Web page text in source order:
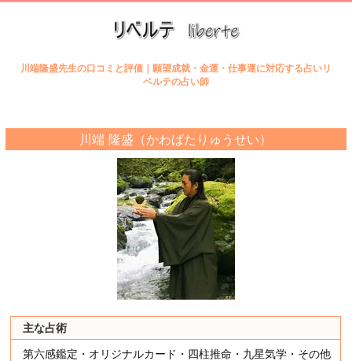
川端隆盛先生の口コミと評価｜願望成就・金運・仕事運に対応する占いリ
ベルテの占い師
川端 隆盛（かわばたりゅうせい）
主な占術
第六感鑑定・オリジナルカード・四柱推命・九星気学・その他